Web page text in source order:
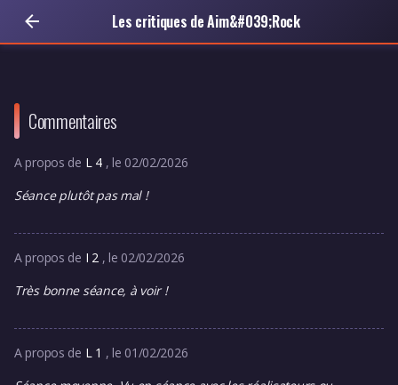
Les critiques de Aim&#039;Rock
Commentaires
A propos de L 4 , le 02/02/2026
Séance plutôt pas mal !
A propos de I 2 , le 02/02/2026
Très bonne séance, à voir !
A propos de L 1 , le 01/02/2026